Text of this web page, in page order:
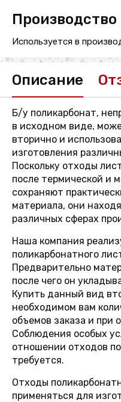
Производство
Используется в
Описание
Б/у поликарбонат,
в исходном виде,
вторично и
изготовления
Поскольку отходы
после термической и
сохраняют
материала, они
различных сферах
Наша компания
поликарбонатного
Предварительно
после чего он
Купить данный вид
необходимом вам
объемов заказа и при
Соблюдения особых
отношении отходов
требуется.
Отходы
применяться для